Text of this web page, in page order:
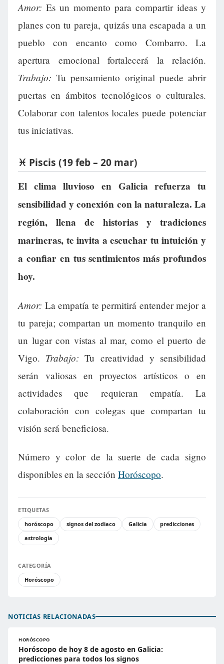
Amor: Es un momento para compartir ideas y
planes con tu pareja, quizás una escapada a un
pueblo con encanto como Combarro. La
apertura emocional fortalecerá la relación.
Trabajo: Tu pensamiento original puede abrir
puertas en ámbitos tecnológicos o culturales.
Colaborar con talentos locales puede potenciar
tus iniciativas.
♓ Piscis (19 feb – 20 mar)
El clima lluvioso en Galicia refuerza tu
sensibilidad y conexión con la naturaleza. La
región, llena de historias y tradiciones
marineras, te invita a escuchar tu intuición y
a confiar en tus sentimientos más profundos
hoy.
Amor: La empatía te permitirá entender mejor a
tu pareja; compartan un momento tranquilo en
un lugar con vistas al mar, como el puerto de
Vigo. Trabajo: Tu creatividad y sensibilidad
serán valiosas en proyectos artísticos o en
actividades que requieran empatía. La
colaboración con colegas que compartan tu
visión será beneficiosa.
Número y color de la suerte de cada signo
disponibles en la sección Horóscopo.
ETIQUETAS
horóscopo
signos del zodiaco Galicia
predicciones
astrología
CATEGORÍA
Horóscopo
NOTICIAS RELACIONADAS
HORÓSCOPO
Horóscopo de hoy 8 de agosto en Galicia:
predicciones para todos los signos